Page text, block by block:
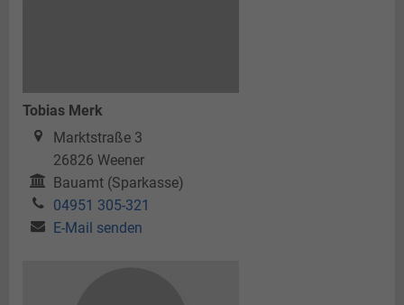
Tobias Merk
Marktstraße 3
26826 Weener
Bauamt (Sparkasse)
04951 305-321
E-Mail senden